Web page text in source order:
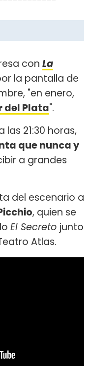
con La
la pantalla de
"en enero,
del Plata".
las 21:30 horas,
que nunca y
a grandes
del escenario a
, quien se
El Secreto junto
Atlas.